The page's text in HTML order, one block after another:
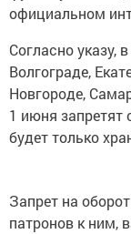
официальном
Согласно указу,
Волгограде,
Новгороде,
1 июня запретят
будет только
Запрет на
патронов к ним,